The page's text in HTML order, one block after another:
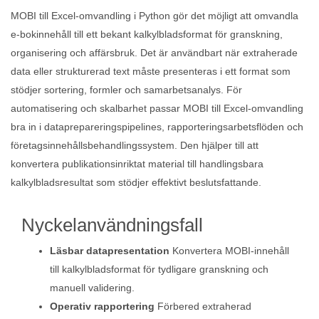
MOBI till Excel-omvandling i Python gör det möjligt att omvandla
e‑bokinnehåll till ett bekant kalkylbladsformat för granskning,
organisering och affärsbruk. Det är användbart när extraherade
data eller strukturerad text måste presenteras i ett format som
stödjer sortering, formler och samarbetsanalys. För
automatisering och skalbarhet passar MOBI till Excel-omvandling
bra in i dataprepareringspipelines, rapporteringsarbetsflöden och
företagsinnehållsbehandlingssystem. Den hjälper till att
konvertera publikationsinriktat material till handlingsbara
kalkylbladsresultat som stödjer effektivt beslutsfattande.
Nyckelanvändningsfall
Läsbar datapresentation Konvertera MOBI‑innehåll
till kalkylbladsformat för tydligare granskning och
manuell validering.
Operativ rapportering Förbered extraherad